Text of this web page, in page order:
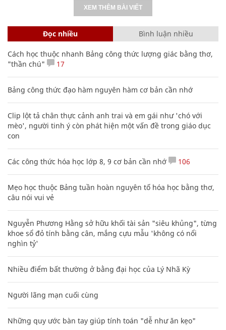
XEM THÊM BÀI VIẾT
Đọc nhiều Bình luận nhiều
Cách học thuộc nhanh Bảng công thức lượng giác bằng thơ,
"thần chú"
17
Bảng công thức đạo hàm nguyên hàm cơ bản cần nhớ
Clip lột tả chân thực cảnh anh trai và em gái như 'chó với
mèo', người tinh ý còn phát hiện một vấn đề trong giáo dục
con
Các công thức hóa học lớp 8, 9 cơ bản cần nhớ 106
Mẹo học thuộc Bảng tuần hoàn nguyên tố hóa học bằng thơ,
câu nói vui vẻ
Nguyễn Phương Hằng sở hữu khối tài sản "siêu khủng", từng
khoe sổ đỏ tính bằng cân, mắng cựu mẫu 'không có nổi
nghìn tỷ'
Nhiều điểm bất thường ở bằng đại học của Lý Nhã Kỳ
Người lãng mạn cuối cùng
Những quy ước bàn tay giúp tính toán "dễ như ăn kẹo"